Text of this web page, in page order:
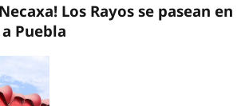
Los Rayos se pasean en
Puebla